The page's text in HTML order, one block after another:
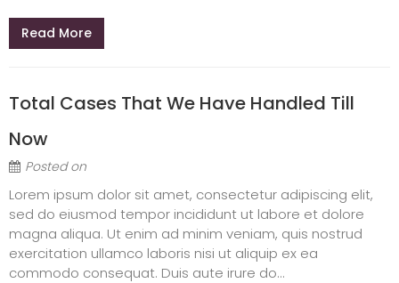
Read More
Total Cases That We Have Handled Till
Now
Posted on
Lorem ipsum dolor sit amet, consectetur adipiscing elit,
sed do eiusmod tempor incididunt ut labore et dolore
magna aliqua. Ut enim ad minim veniam, quis nostrud
exercitation ullamco laboris nisi ut aliquip ex ea
commodo consequat. Duis aute irure do...